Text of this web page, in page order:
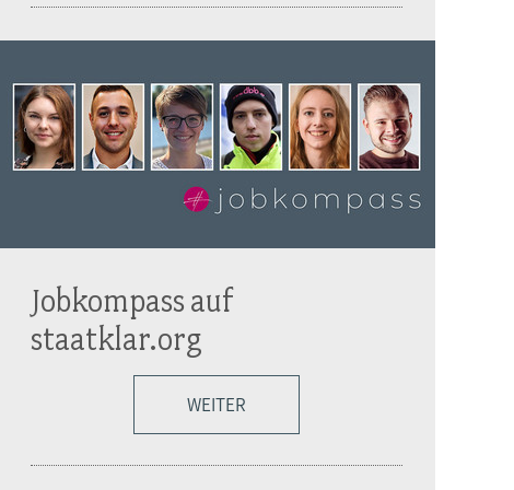
Jobkompass auf
staatklar.org
WEITER